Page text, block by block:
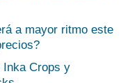
a mayor ritmo este
Inka Crops y